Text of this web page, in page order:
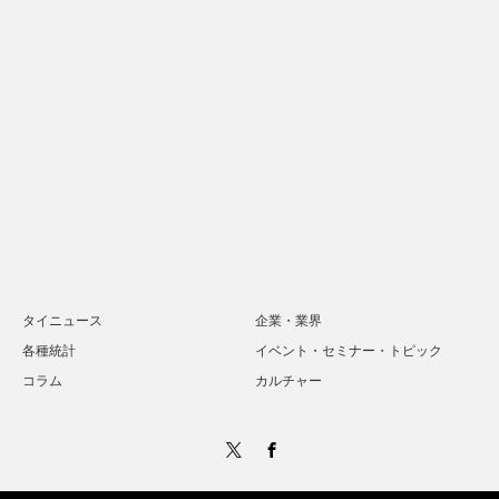
タイニュース
企業・業界
各種統計
イベント・セミナー・トピック
コラム
カルチャー